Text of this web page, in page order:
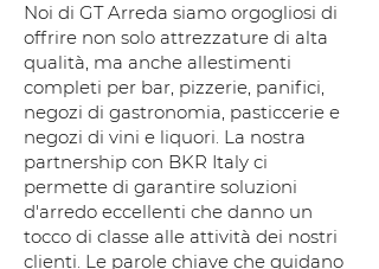
Noi di GT Arreda siamo orgogliosi di
offrire non solo attrezzature di alta
qualità, ma anche allestimenti
completi per bar, pizzerie, panifici,
negozi di gastronomia, pasticcerie e
negozi di vini e liquori. La nostra
partnership con BKR Italy ci
permette di garantire soluzioni
d'arredo eccellenti che danno un
tocco di classe alle attività dei nostri
clienti. Le parole chiave che guidano